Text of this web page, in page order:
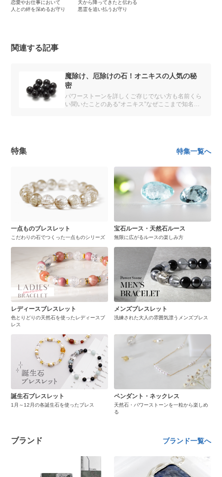
恋愛やお仕事において
人との絆を深めるお守り
天から降ってきたと伝わる
悪霊を追い払うお守り
関連する記事
魔除け、厄除けの石！オニキスの人気の秘
密
パワーストーンを詳しくご存じでない方も名前くら
い聞いたことのある“オニキス”なぜここまで知名度
特集 特集一覧へ
一点ものブレスレット
こだわりの石でつくった一点ものシリーズ
宝石ルース・天然石ルース
無限に広がるルースの楽しみ方
レディースブレスレット
色とりどりの天然石を使ったレディースブ
レス
メンズブレスレット
洗練された大人の雰囲気漂うメンズブレス
誕生石ブレスレット
1月～12月の各誕生石を使ったブレス
ペンダント・ネックレス
天然石・パワーストーンを一粒から楽しめ
る
ブランド ブランド一覧へ